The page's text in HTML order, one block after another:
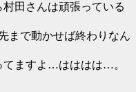
田さんは頑張っている
まで動かせば終わりなん
てますよ…はははは…。